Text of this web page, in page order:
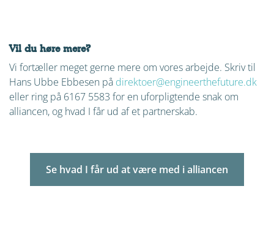
Vil du høre mere?
Vi fortæller meget gerne mere om vores arbejde. Skriv til
Hans Ubbe Ebbesen på direktoer@engineerthefuture.dk
eller ring på 6167 5583 for en uforpligtende snak om
alliancen, og hvad I får ud af et partnerskab.
Se hvad I får ud at være med i alliancen